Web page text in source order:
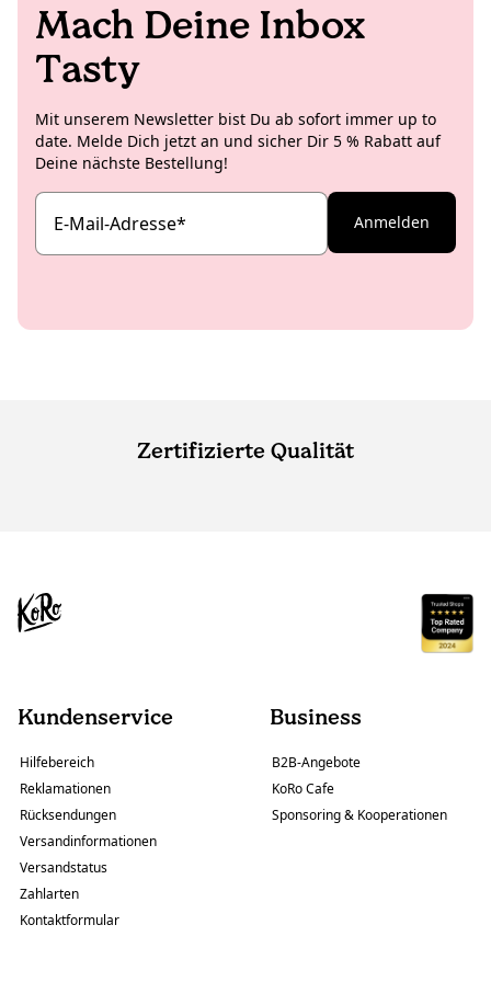
Mach Deine Inbox
Tasty
Mit unserem Newsletter bist Du ab sofort immer up to
date. Melde Dich jetzt an und sicher Dir 5 % Rabatt auf
Deine nächste Bestellung!
E-Mail-Adresse* Anmelden
Zertifizierte Qualität
Kundenservice
Hilfebereich
Reklamationen
Rücksendungen
Versandinformationen
Versandstatus
Zahlarten
Kontaktformular
Business
B2B-Angebote
KoRo Cafe
Sponsoring & Kooperationen